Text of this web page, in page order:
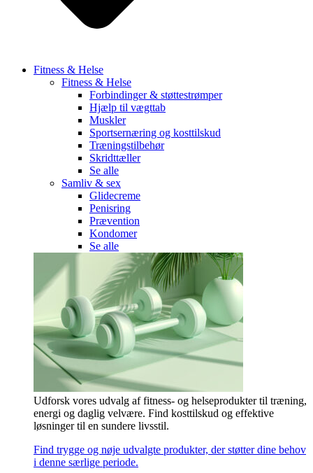
Fitness & Helse
Fitness & Helse
Forbindinger & støttestrømper
Hjælp til vægttab
Muskler
Sportsernæring og kosttilskud
Træningstilbehør
Skridttæller
Se alle
Samliv & sex
Glidecreme
Penisring
Prævention
Kondomer
Se alle
Udforsk vores udvalg af fitness- og helseprodukter til træning,
energi og daglig velvære. Find kosttilskud og effektive
løsninger til en sundere livsstil.
Find trygge og nøje udvalgte produkter, der støtter dine behov
i denne særlige periode.